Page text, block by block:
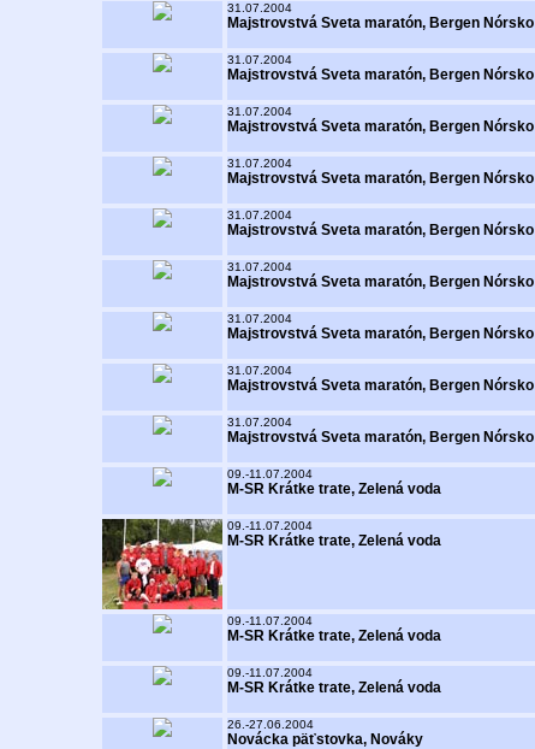
31.07.2004
Majstrovstvá Sveta maratón, Bergen Nórsko
31.07.2004
Majstrovstvá Sveta maratón, Bergen Nórsko
31.07.2004
Majstrovstvá Sveta maratón, Bergen Nórsko
31.07.2004
Majstrovstvá Sveta maratón, Bergen Nórsko
31.07.2004
Majstrovstvá Sveta maratón, Bergen Nórsko
31.07.2004
Majstrovstvá Sveta maratón, Bergen Nórsko
31.07.2004
Majstrovstvá Sveta maratón, Bergen Nórsko
31.07.2004
Majstrovstvá Sveta maratón, Bergen Nórsko
31.07.2004
Majstrovstvá Sveta maratón, Bergen Nórsko
09.-11.07.2004
M-SR Krátke trate, Zelená voda
09.-11.07.2004
M-SR Krátke trate, Zelená voda
09.-11.07.2004
M-SR Krátke trate, Zelená voda
09.-11.07.2004
M-SR Krátke trate, Zelená voda
26.-27.06.2004
Novácka päťstovka, Nováky